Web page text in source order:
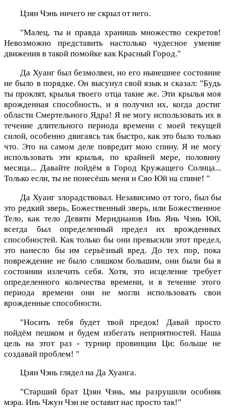
Цзян Чэнь ничего не скрыл от него.
"Малец, ты и правда хранишь множество секретов!
Невозможно представить настолько чудесное умение
движения в такой помойке как Красный Город."
Да Хуанг был безмолвен, но его нынешнее состояние
не было в порядке. Он высунул свой язык и сказал: "Будь
ты проклят, крылья твоего отца такие же. Эти крылья моя
врожденная способность, и я получил их, когда достиг
области Смертельного Ядра! Я не могу использовать их в
течение длительного периода времени с моей текущей
силой, особенно двигаясь так быстро, как это было только
что. Это на самом деле повредит мою спину. Я не могу
использовать эти крылья, по крайней мере, половину
месяца... Давайте пойдём в Город Кружащего Солнца...
Только если, ты не понесёшь меня и Сяо Юй на спине! "
Да Хуанг злорадствовал. Независимо от того, был бы
это редкий зверь, Божественный зверь, или Божественное
Тело, как тело Девяти Меридианов Инь Янь Чэнь Юй,
всегда был определенный предел их врожденных
способностей. Как только бы они превысили этот предел,
это нанесло бы им серьёзный вред. До тех пор, пока
повреждение не было слишком большим, они были бы в
состоянии излечить себя. Хотя, это исцеление требует
определенного количества времени, и в течение этого
периода времени они не могли использовать свои
врожденные способности.
"Носить тебя будет твой предок! Давай просто
пойдём пешком и будем избегать неприятностей. Наша
цель на этот раз - турнир провинции Ци; больше не
создавай проблем! "
Цзян Чэнь глядел на Да Хуанга.
"Старший брат Цзян Чэнь, мы разрушили особняк
мэра. Инь Чжун Чэн не оставит нас просто так!"